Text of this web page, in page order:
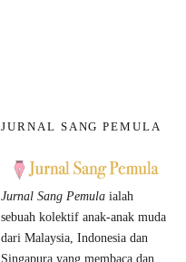
JURNAL SANG PEMULA
Jurnal Sang Pemula ialah
sebuah kolektif anak-anak muda
dari Malaysia, Indonesia dan
Singapura yang membaca dan